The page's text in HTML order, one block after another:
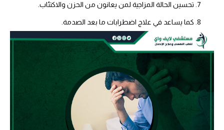
تحسين الحالة المزاجية لمن يعانون من الحزن والاكتئاب.
كما يساعد في علاج اضطرابات ما بعد الصدمة.